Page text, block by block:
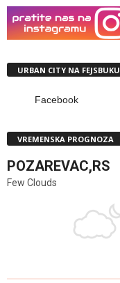
URBAN CITY NA FEJSBUKU
Facebook
VREMENSKA PROGNOZA
POZAREVAC,RS
Few Clouds